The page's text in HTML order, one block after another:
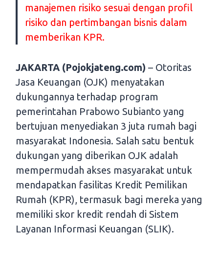
manajemen risiko sesuai dengan profil
risiko dan pertimbangan bisnis dalam
memberikan KPR.
JAKARTA (Pojokjateng.com) – Otoritas
Jasa Keuangan (OJK) menyatakan
dukungannya terhadap program
pemerintahan Prabowo Subianto yang
bertujuan menyediakan 3 juta rumah bagi
masyarakat Indonesia. Salah satu bentuk
dukungan yang diberikan OJK adalah
mempermudah akses masyarakat untuk
mendapatkan fasilitas Kredit Pemilikan
Rumah (KPR), termasuk bagi mereka yang
memiliki skor kredit rendah di Sistem
Layanan Informasi Keuangan (SLIK).